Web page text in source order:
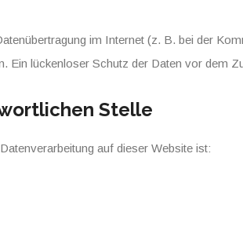
im Internet (z. B. bei der
Ein lückenloser Schutz der Daten vor dem
Stelle
auf dieser Website ist: